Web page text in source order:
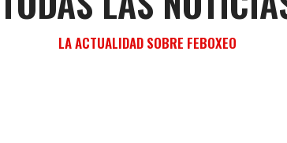
LA ACTUALIDAD SOBRE FEBOXEO